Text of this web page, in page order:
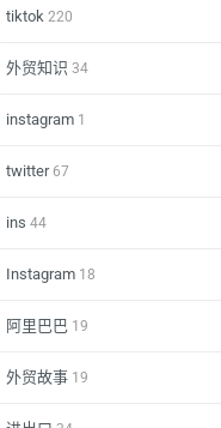
tiktok 220
外贸知识 34
instagram 1
twitter67
ins 44
Instagram 18
阿里巴巴 19
外贸故事 19